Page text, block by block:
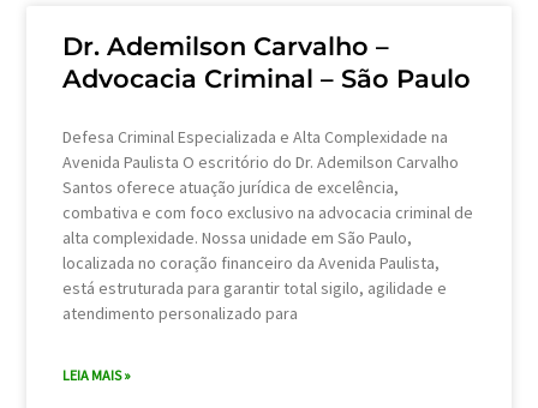
Dr. Ademilson Carvalho –
Advocacia Criminal – São Paulo
Defesa Criminal Especializada e Alta Complexidade na
Avenida Paulista O escritório do Dr. Ademilson Carvalho
Santos oferece atuação jurídica de excelência,
combativa e com foco exclusivo na advocacia criminal de
alta complexidade. Nossa unidade em São Paulo,
localizada no coração financeiro da Avenida Paulista,
está estruturada para garantir total sigilo, agilidade e
atendimento personalizado para
LEIA MAIS »